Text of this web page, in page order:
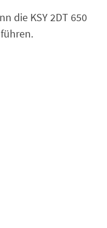
die KSY 2DT 650